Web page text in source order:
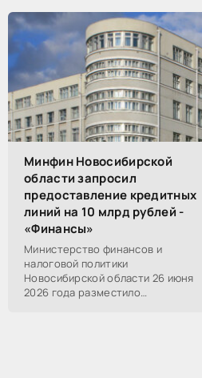
реального, технологического,
финансового и других
Минфин Новосибирской
области запросил
предоставление кредитных
линий на 10 млрд рублей -
«Финансы»
Министерство финансов и
налоговой политики
Новосибирской области 26 июня
2026 года разместило